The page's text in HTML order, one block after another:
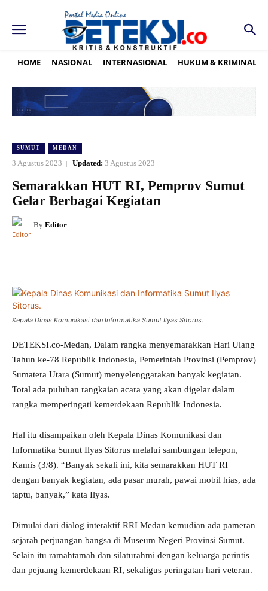
HOME NASIONAL INTERNASIONAL HUKUM & KRIMINAL
SUMUT MEDAN
3 Agustus 2023 Updated: 3 Agustus 2023
Semarakkan HUT RI, Pemprov Sumut
Gelar Berbagai Kegiatan
By Editor
Kepala Dinas Komunikasi dan Informatika Sumut Ilyas Sitorus.
DETEKSI.co-Medan, Dalam rangka menyemarakkan Hari Ulang
Tahun ke-78 Republik Indonesia, Pemerintah Provinsi (Pemprov)
Sumatera Utara (Sumut) menyelenggarakan banyak kegiatan.
Total ada puluhan rangkaian acara yang akan digelar dalam
rangka memperingati kemerdekaan Republik Indonesia.
Hal itu disampaikan oleh Kepala Dinas Komunikasi dan
Informatika Sumut Ilyas Sitorus melalui sambungan telepon,
Kamis (3/8). “Banyak sekali ini, kita semarakkan HUT RI
dengan banyak kegiatan, ada pasar murah, pawai mobil hias, ada
taptu, banyak,” kata Ilyas.
Dimulai dari dialog interaktif RRI Medan kemudian ada pameran
sejarah perjuangan bangsa di Museum Negeri Provinsi Sumut.
Selain itu ramahtamah dan silaturahmi dengan keluarga perintis
dan pejuang kemerdekaan RI, sekaligus peringatan hari veteran.